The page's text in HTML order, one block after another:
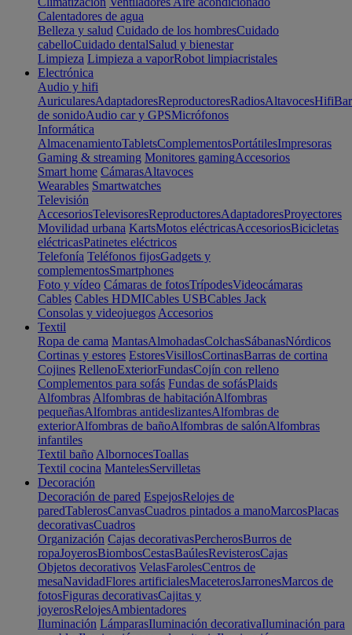
Calentadores de agua
Belleza y salud Cuidado de los hombresCuidado
cabelloCuidado dentalSalud y bienestar
Limpieza Limpieza a vaporRobot limpiacristales
Electrónica
Audio y hifi
AuricularesAdaptadoresReproductoresRadiosAltavocesHifi
de sonidoAudio car y GPSMicrófonos
Informática
AlmacenamientoTabletsComplementosPortátilesImpresoras
Gaming & streaming Monitores gamingAccesorios
Smart home CámarasAltavoces
Wearables Smartwatches
Televisión
AccesoriosTelevisoresReproductoresAdaptadoresProyectores
Movilidad urbana KartsMotos eléctricasAccesoriosBicicletas
eléctricasPatinetes eléctricos
Telefonía Teléfonos fijosGadgets y
complementosSmartphones
Foto y vídeo Cámaras de fotosTrípodesVideocámaras
Cables Cables HDMICables USBCables Jack
Consolas y videojuegos Accesorios
Textil
Ropa de cama MantasAlmohadasColchasSábanasNórdicos
Cortinas y estores EstoresVisillosCortinasBarras de cortina
Cojines RellenoExteriorFundasCojín con relleno
Complementos para sofás Fundas de sofásPlaids
Alfombras Alfombras de habitaciónAlfombras
pequeñasAlfombras antideslizantesAlfombras de
exteriorAlfombras de bañoAlfombras de salónAlfombras
infantiles
Textil baño AlbornocesToallas
Textil cocina MantelesServilletas
Decoración
Decoración de pared EspejosRelojes de
paredTablerosCanvasCuadros pintados a manoMarcosPlacas
decorativasCuadros
Organización Cajas decorativasPercherosBurros de
ropaJoyerosBiombosCestasBaúlesRevisterosCajas
Objetos decorativos VelasFarolesCentros de
mesaNavidadFlores artificialesMaceterosJarronesMarcos de
fotosFiguras decorativasCajitas y
joyerosRelojesAmbientadores
Iluminación LámparasIluminación decorativaIluminación para